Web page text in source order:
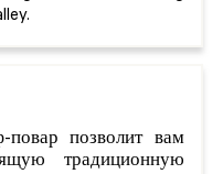
позволит вам
традиционную